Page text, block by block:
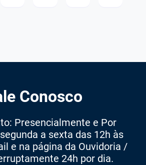
Conosco
Presencialmente e Por
a sexta das 12h às
e na página da Ouvidoria /
24h por dia.